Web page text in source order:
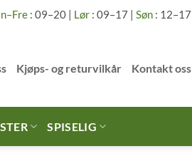
: 09–20 | Lør: 09–17 | Søn: 12–17
Kjøps- og returvilkår Kontakt oss
SPISELIG